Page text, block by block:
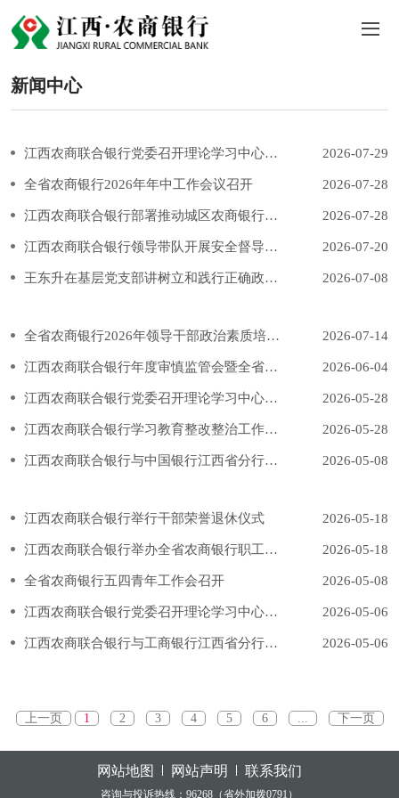
新闻中心
江西农商联合银行党委召开理论学习中心组学习会 2026-07-29
全省农商银行2026年年中工作会议召开 2026-07-28
江西农商联合银行部署推动城区农商银行高质量发展工作 2026-07-28
江西农商联合银行领导带队开展安全督导检查 2026-07-20
王东升在基层党支部讲树立和践行正确政绩观学习教育专题党课 2026-07-08
全省农商银行2026年领导干部政治素质培训班举行 2026-07-14
江西农商联合银行年度审慎监管会暨全省农商银行“机制转换年”动员会召开 2026-06-04
江西农商联合银行党委召开理论学习中心组学习会 2026-05-28
江西农商联合银行学习教育整改整治工作推进会召开 2026-05-28
江西农商联合银行与中国银行江西省分行签署战略合作协议 2026-05-08
江西农商联合银行举行干部荣誉退休仪式 2026-05-18
江西农商联合银行举办全省农商银行职工演讲比赛 2026-05-18
全省农商银行五四青年工作会召开 2026-05-08
江西农商联合银行党委召开理论学习中心组学习（扩大）会 2026-05-06
江西农商联合银行与工商银行江西省分行签署战略合作协议 2026-05-06
上一页 1 2 3 4 5 6 ... 下一页
网站地图 网站声明 联系我们
咨询与投诉热线：96268（省外加拨0791）